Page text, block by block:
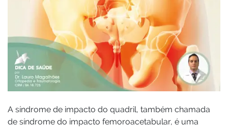
A síndrome de impacto do quadril, também chamada
de síndrome do impacto femoroacetabular, é uma